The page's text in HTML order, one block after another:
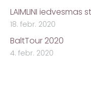
LAIMLINI iedvesmas
18. febr. 2020
BaltTour 2020
4. febr. 2020